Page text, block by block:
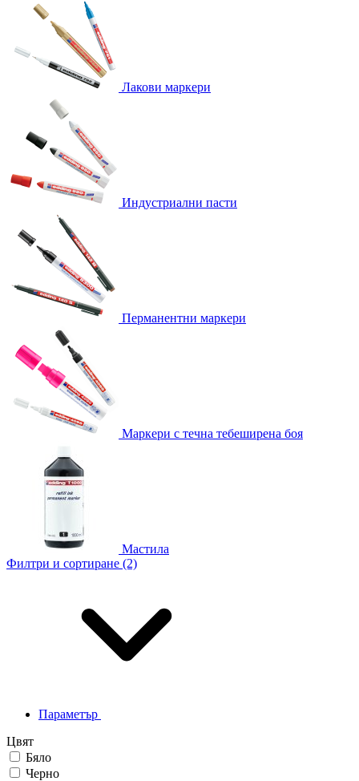
Лакови маркери
Индустриални пасти
Перманентни маркери
Маркери с течна тебеширена боя
Мастила
Филтри и сортиране (2)
Параметър
Цвят
Бяло
Черно